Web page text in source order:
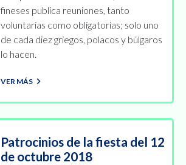
fineses publica reuniones, tanto
voluntarias como obligatorias; solo uno
de cada diez griegos, polacos y búlgaros
lo hacen.
VER MÁS
Patrocinios de la fiesta del 12
de octubre 2018